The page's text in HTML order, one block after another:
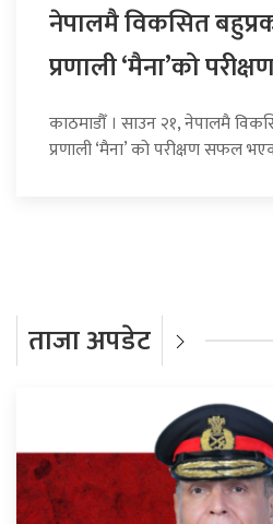
नेपालमै विकसित
प्रणाली ‘मैना’को
काठमाडौँ । साउन २१, नेपालमै
प्रणाली ‘मैना’ को परीक्षण सफल
ताजा अपडेट